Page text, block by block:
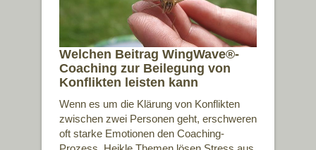
Welchen Beitrag WingWave®-
Coaching zur Beilegung von
Konflikten leisten kann
Wenn es um die Klärung von Konflikten
zwischen zwei Personen geht, erschweren
oft starke Emotionen den Coaching-